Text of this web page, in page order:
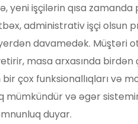
yeni işçilərin qısa
administrativ işçi olsun
yerdən davamedək. Müştəri
masa arxasında
çox funksionallıqları və
və əgər
duyar.